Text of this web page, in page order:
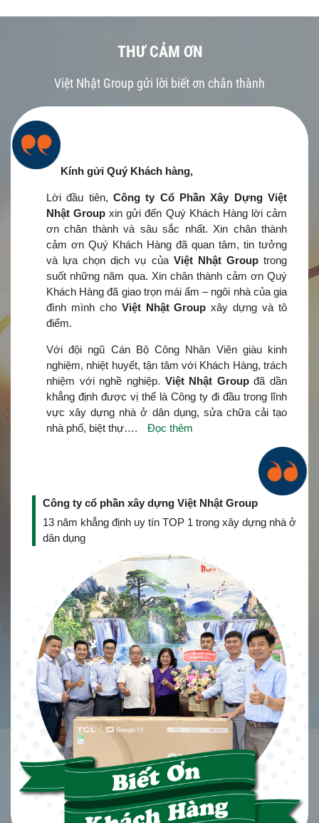
THƯ CẢM ƠN
Việt Nhật Group gửi lời biết ơn chân thành
Kính gửi Quý Khách hàng,
Lời đầu tiên, Công ty Cổ Phần Xây Dựng Việt
Nhật Group xin gửi đến Quý Khách Hàng lời cảm
ơn chân thành và sâu sắc nhất. Xin chân thành
cảm ơn Quý Khách Hàng đã quan tâm, tin tưởng
và lựa chọn dịch vụ của Việt Nhật Grouptrong
suốt những năm qua. Xin chân thành cảm ơn Quý
Khách Hàng đã giao trọn mái ấm – ngôi nhà của gia
đình mình cho Việt Nhật Group xây dựng và tô
điểm.
Với đội ngũ Cán Bộ Công Nhân Viên giàu kinh
nghiệm, nhiệt huyết, tận tâm với Khách Hàng, trách
nhiệm với nghề nghiệp. Việt Nhật Groupđã dần
khẳng định được vị thế là Công ty đi đầu trong lĩnh
vực xây dựng nhà ở dân dụng, sửa chữa cải tạo
nhà phố, biệt thự….
Đọc thêm
Công ty cổ phần xây dựng Việt Nhật Group
13 năm khẳng định uy tín TOP 1 trong xây dựng nhà ở
dân dụng